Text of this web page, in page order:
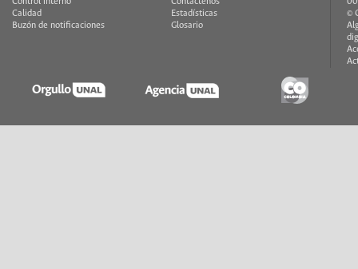
Calidad
Buzón de notificaciones
Estadísticas
Glosario
©